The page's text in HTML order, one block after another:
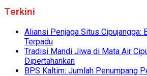
Terkini
Aliansi Penjaga Situs Cipujangga:
Terpadu
Tradisi Mandi Jiwa di Mata Air
Dipertahankan
BPS Kaltim: Jumlah Penumpang